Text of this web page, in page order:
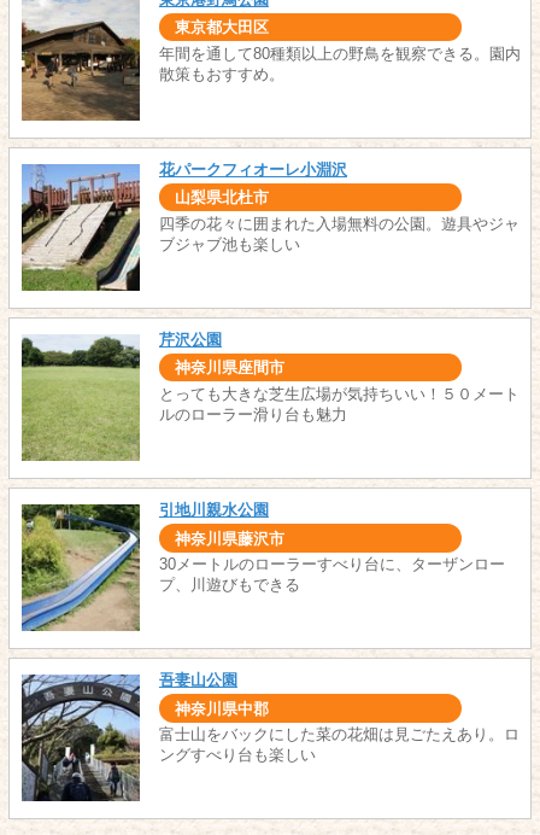
東京都大田区
年間を通して80種類以上の野鳥を観察できる。園内
散策もおすすめ。
花パークフィオーレ小淵沢
山梨県北杜市
四季の花々に囲まれた入場無料の公園。遊具やジャ
ブジャブ池も楽しい
芹沢公園
神奈川県座間市
とっても大きな芝生広場が気持ちいい！５０メート
ルのローラー滑り台も魅力
引地川親水公園
神奈川県藤沢市
30メートルのローラーすべり台に、ターザンロー
プ、川遊びもできる
吾妻山公園
神奈川県中郡
富士山をバックにした菜の花畑は見ごたえあり。ロ
ングすべり台も楽しい